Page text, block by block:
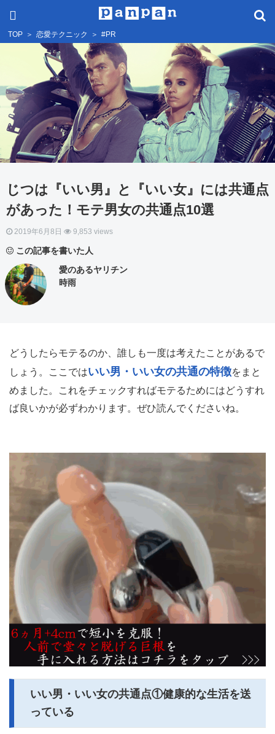
TOP ＞ 恋愛テクニック ＞ #PR
じつは『いい男』と『いい女』には共通点
があった！モテ男女の共通点10選
2019年6月8日 9,853 views
この記事を書いた人
愛のあるヤリチン
時雨
どうしたらモテるのか、誰しも一度は考えたことがあるで
しょう。ここではいい男・いい女の共通の特徴をまと
めました。これをチェックすればモテるためにはどうすれ
ば良いかが必ずわかります。ぜひ読んでくださいね。
いい男・いい女の共通点①健康的な生活を送
っている